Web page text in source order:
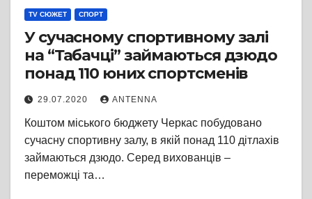
TV СЮЖЕТ СПОРТ
У сучасному спортивному залі
на “Табачці” займаються дзюдо
понад 110 юних спортсменів
29.07.2020 ANTENNA
Коштом міського бюджету Черкас побудовано
сучасну спортивну залу, в якій понад 110 дітлахів
займаються дзюдо. Серед вихованців –
переможці та…